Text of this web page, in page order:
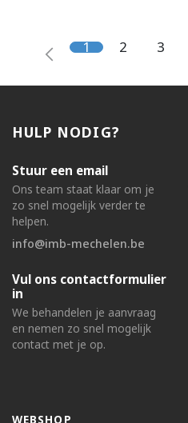
1 2 3
HULP NODIG?
Stuur een email
Ons team staat klaar om je
zo snel mogelijk verder te
helpen.
info@imb-mechelen.be
Vul ons contactformulier
in
We behandelen je aanvraag
en nemen zo snel mogelijk
contact met je op.
WEBSHOP